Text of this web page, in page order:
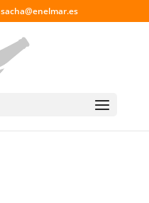
sacha@enelmar.es